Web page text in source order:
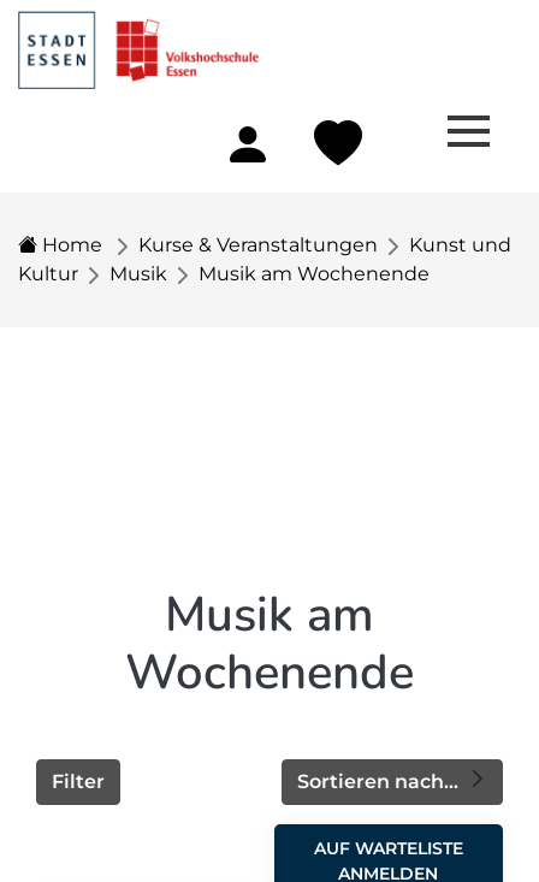
Home Kurse & Veranstaltungen
Kunst und
Kultur
Musik Musik am Wochenende
Musik am
Wochenende
Sortieren nach...
Filter
AUF WARTELISTE
ANMELDEN